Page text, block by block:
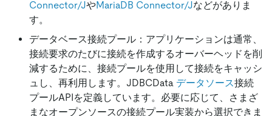
Connector/JやMariaDB Connector/Jなどがありま
す。
データベース接続プール：アプリケーションは通常、
接続要求のたびに接続を作成するオーバーヘッドを削
減するために、接続プールを使用して接続をキャッシ
ュし、再利用します。JDBCData データソース接続
プールAPIを定義しています。必要に応じて、さまざ
まなオープンソースの接続プール実装から選択できま